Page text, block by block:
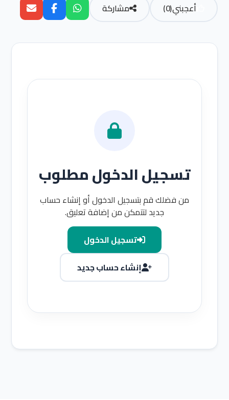
أعجبني(
0
) مشاركة
تسجيل الدخول مطلوب
من فضلك قم بتسجيل الدخول أو إنشاء حساب
جديد لتتمكن من إضافة تعليق.
تسجيل الدخول
إنشاء حساب جديد